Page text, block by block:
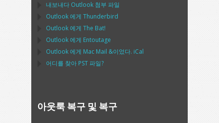
내보내다 Outlook 첨부 파일
Outlook에게 Thunderbird
Outlook에게 The Bat!
Outlook에게 Entoutage
Outlook에게 Mac Mail &이었다. iCal
어디를 찾아 PST파일?
아웃룩 복구 및 복구